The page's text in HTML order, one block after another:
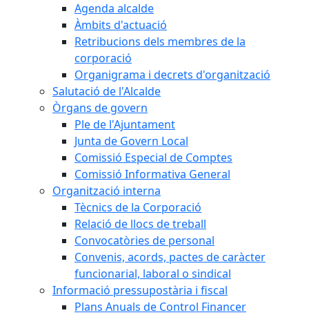
Agenda alcalde
Àmbits d'actuació
Retribucions dels membres de la
corporació
Organigrama i decrets d'organització
Salutació de l'Alcalde
Òrgans de govern
Ple de l'Ajuntament
Junta de Govern Local
Comissió Especial de Comptes
Comissió Informativa General
Organització interna
Tècnics de la Corporació
Relació de llocs de treball
Convocatòries de personal
Convenis, acords, pactes de caràcter
funcionarial, laboral o sindical
Informació pressupostària i fiscal
Plans Anuals de Control Financer